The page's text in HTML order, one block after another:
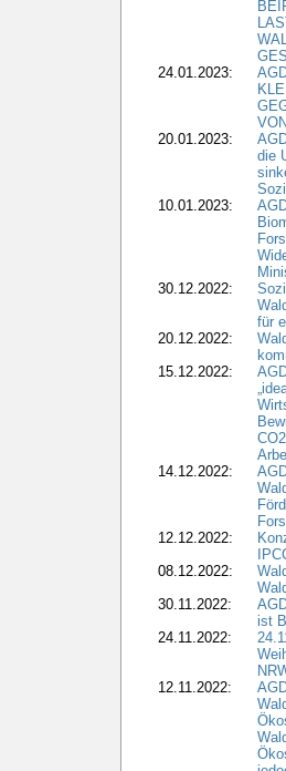
24.01.2023:
20.01.2023:
die
10.01.2023:
30.12.2022:
für
20.12.2022:
15.12.2022:
14.12.2022:
12.12.2022:
08.12.2022:
30.11.2022:
ist
24.11.2022:
12.11.2022: